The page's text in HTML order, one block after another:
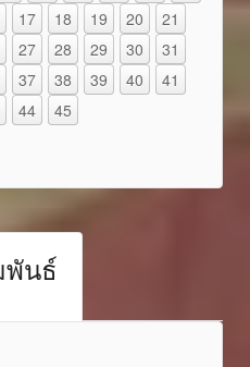
17 18 19 20
21
27 28 29 30
31
37 38 39 40
41
44 45
พันธ์